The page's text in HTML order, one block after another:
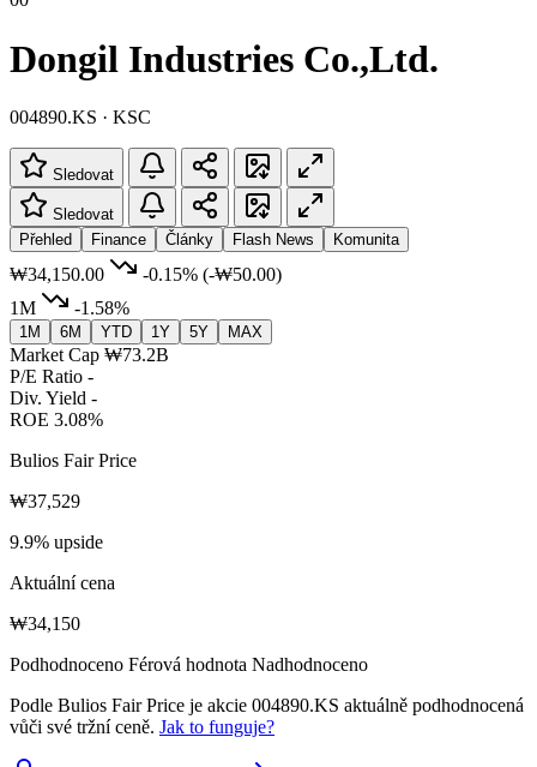
Dongil Industries Co.,Ltd.
004890.KS · KSC
Sledovat
Sledovat
Přehled
Finance Články Flash News Komunita
₩34,150.00 -0.15% (-₩50.00)
1M
-1.58%
1M 6M YTD 1Y 5Y MAX
Market Cap ₩73.2B
P/E Ratio -
Div. Yield -
ROE 3.08%
Bulios Fair Price
₩37,529
9.9% upside
Aktuální cena
₩34,150
Podhodnoceno Férová hodnota Nadhodnoceno
Podle Bulios Fair Price je akcie 004890.KS aktuálně podhodnocená
vůči své tržní ceně. Jak to funguje?